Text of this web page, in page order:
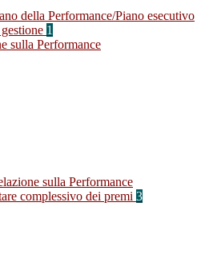
della Performance/Piano esecutivo
1
sulla Performance
sulla Performance
complessivo dei premi 3